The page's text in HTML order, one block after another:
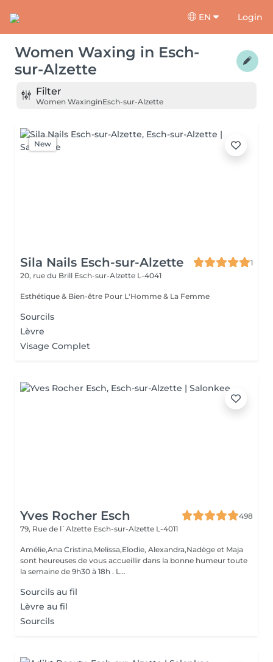
EN Login
Women Waxing in Esch-
sur-Alzette
Filter
Women WaxinginEsch-sur-Alzette
New
Sila Nails Esch-sur-Alzette
1
20, rue du Brill Esch-sur-Alzette L-4041
Esthétique & Bien-être Pour L'Homme & La Femme
Sourcils
Lèvre
Visage Complet
Yves Rocher Esch
498
79, Rue de l`Alzette Esch-sur-Alzette L-4011
Amélie,Ana Cristina,Melissa,Elodie, Alexandra,Nadège et Maja
sont heureuses de vous accueillir dans la bonne humeur toute
la semaine de 9h30 à 18h . L...
Sourcils au fil
Lèvre au fil
Sourcils